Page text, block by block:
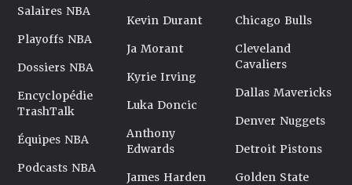
Salaires NBA
Playoffs NBA
Dossiers NBA
Encyclopédie
TrashTalk
Équipes NBA
Podcasts NBA
Kevin Durant
Ja Morant
Kyrie Irving
Luka Doncic
Anthony
Edwards
James Harden
Chicago Bulls
Cleveland
Cavaliers
Dallas Mavericks
Denver Nuggets
Detroit Pistons
Golden State